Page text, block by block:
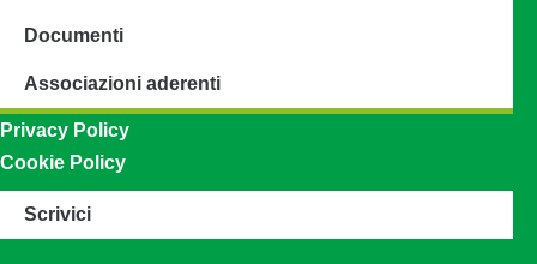
Documenti
Associazioni aderenti
Privacy Policy
Cookie Policy
Scrivici